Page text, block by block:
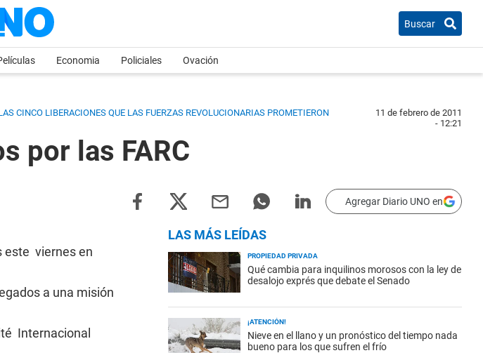
Buscar
Economia Policiales Ovación
CINCO LIBERACIONES QUE LAS FUERZAS REVOLUCIONARIAS PROMETIERON
11 de febrero de 2011
- 12:21
por las FARC
Agregar Diario UNO en
este viernes en
a una misión
Internacional
LAS MÁS LEÍDAS
PROPIEDAD PRIVADA
Qué cambia para inquilinos morosos con la ley de
desalojo exprés que debate el Senado
¡ATENCIÓN!
Nieve en el llano y un pronóstico del tiempo nada
bueno para los que sufren el frío